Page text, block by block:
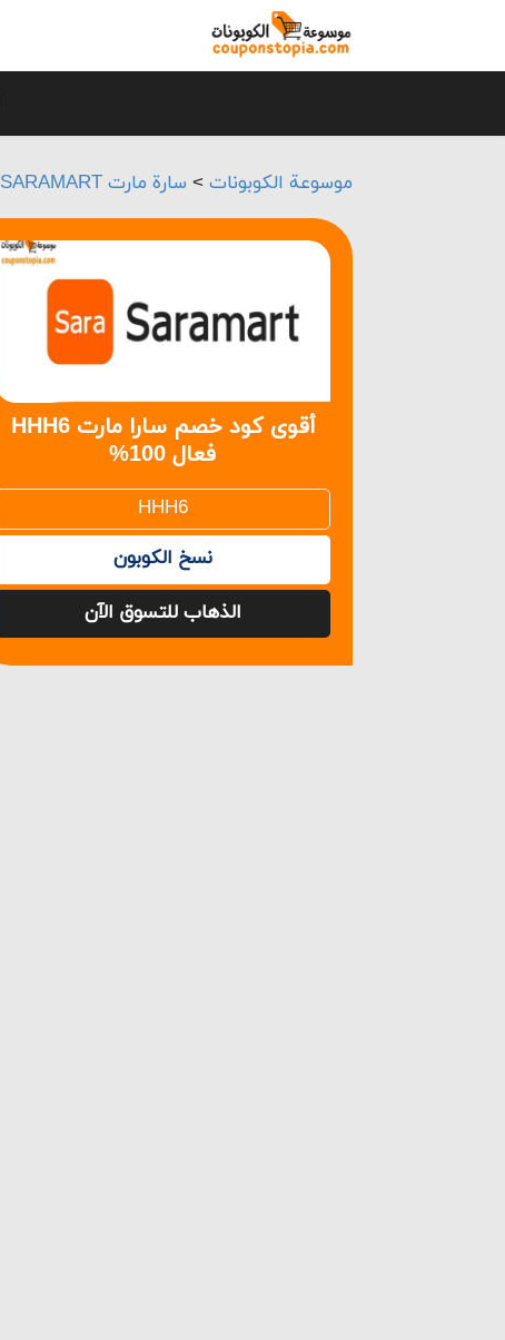
موسوعة الكوبونات > سارة مارت SARAMART
أقوى كود خصم سارا مارت HHH6
فعال 100%
نسخ الكوبون
الذهاب للتسوق الآن